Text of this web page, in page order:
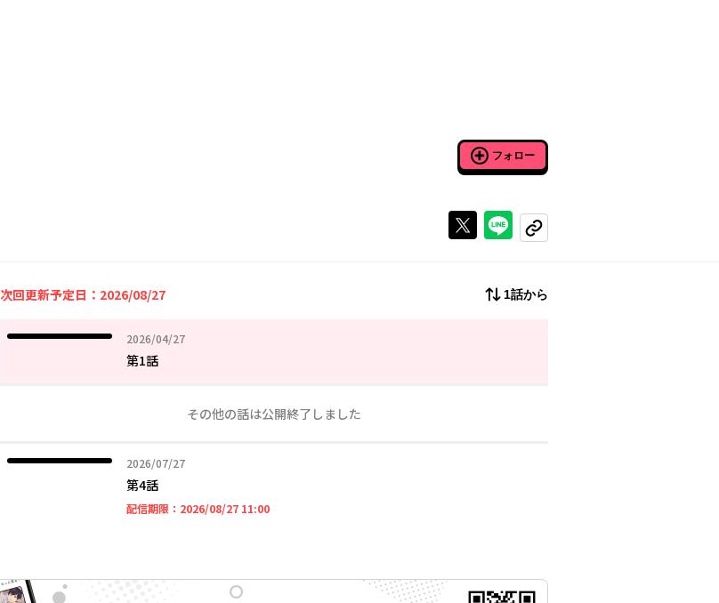
フォロー
Xで投稿するラインでシェアする
コピーする
次回更新予定日：2026/08/27 1話から
2026/04/27
2026年04月27日
第1話
その他の話は公開終了しました
2026/07/27
2026年07月27日
第4話
配信期限： 2026/08/27 11:002026年08月27日 11時00分